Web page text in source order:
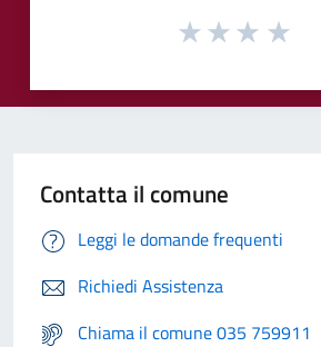
Contatta il comune
Leggi le domande frequenti
Richiedi Assistenza
Chiama il comune 035 759911